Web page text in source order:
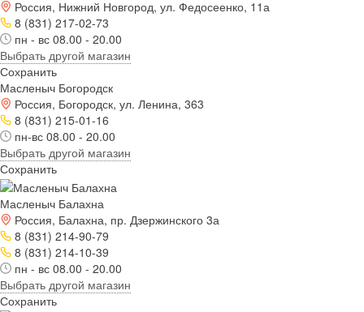
Россия, Нижний Новгород, ул. Федосеенко, 11а
8 (831) 217-02-73
пн - вс 08.00 - 20.00
Выбрать другой магазин
Сохранить
Масленыч Богородск
Россия, Богородск, ул. Ленина, 363
8 (831) 215-01-16
пн-вс 08.00 - 20.00
Выбрать другой магазин
Сохранить
Масленыч Балахна
Россия, Балахна, пр. Дзержинского 3а
8 (831) 214-90-79
8 (831) 214-10-39
пн - вс 08.00 - 20.00
Выбрать другой магазин
Сохранить